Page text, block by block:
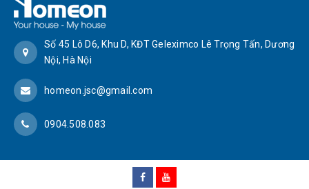
Số 45 Lô D6, Khu D, KĐT Geleximco Lê Trọng Tấn, Dương
Nội, Hà Nội
homeon.jsc@gmail.com
0904.508.083